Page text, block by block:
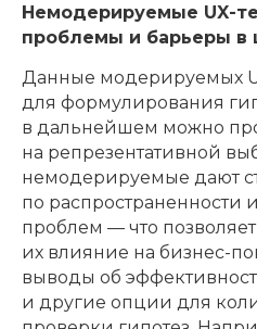
Немодерируемые UX-
проблемы и барьеры в
Данные модерируемых
для формулирования
в дальнейшем можно
на репрезентативной
немодерируемые дают
по распространенности
проблем — что
их влияние на бизнес-
выводы об
и другие опции для